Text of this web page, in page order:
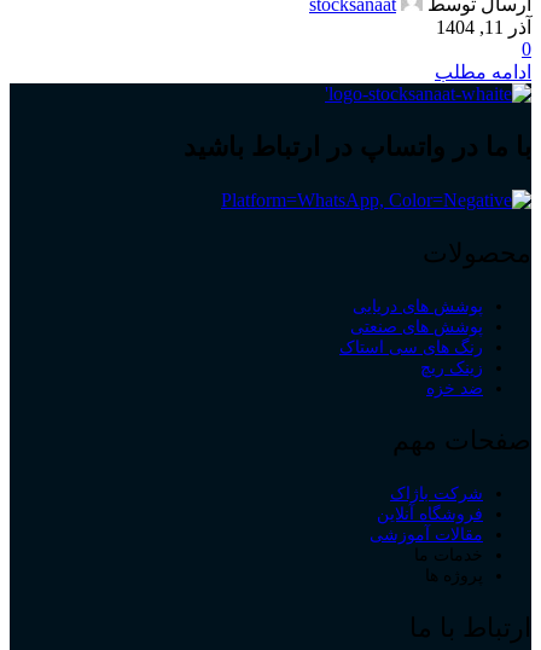
ارسال توسط
stocksanaat
آذر 11, 1404
0
ادامه مطلب
با ما در واتساپ در ارتباط باشید
محصولات
پوشش های دریایی
پوشش های صنعتی
رنگ های سی استاک
زینک ریچ
ضد خزه
صفحات مهم
شرکت باژاک
فروشگاه آنلاین
مقالات آموزشی
خدمات ما
پروژه ها
ارتباط با ما